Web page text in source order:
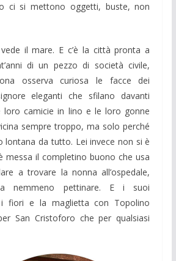
ci si mettono oggetti, buste, non
il mare. E c’è la città pronta a
di un pezzo di società civile,
osserva curiosa le facce dei
eleganti che sfilano davanti
loro camicie in lino e le loro gonne
sempre troppo, ma solo perché
lontana da tutto. Lei invece non si è
messa il completino buono che usa
a trovare la nonna all’ospedale,
nemmeno pettinare. E i suoi
i fiori e la maglietta con Topolino
San Cristoforo che per qualsiasi